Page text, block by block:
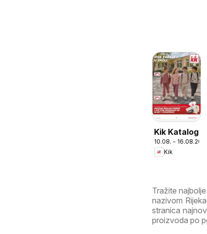
Kik Katalog
10.08. - 16.08.2026
Kik
Tražite
nazivom
stranica
proizvoda po